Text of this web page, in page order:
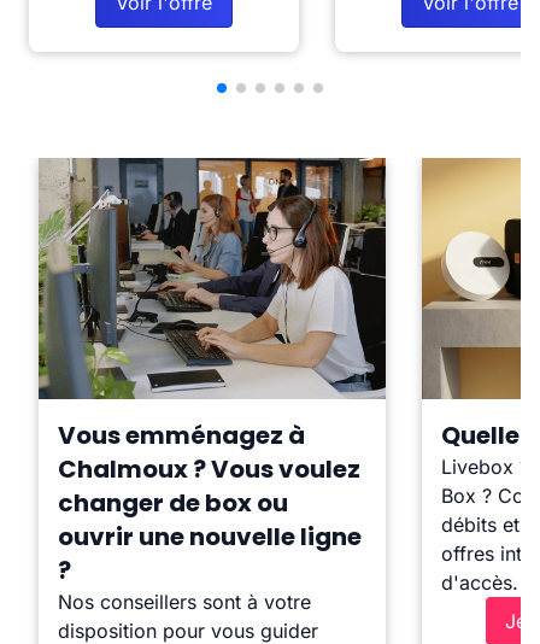
Vous emménagez à
Chalmoux ? Vous voulez
changer de box ou
ouvrir une nouvelle ligne
?
Nos conseillers sont à votre
disposition pour vous guider
Quelle
Livebox ?
Box ?
débits et
offres
d'accès.
Je